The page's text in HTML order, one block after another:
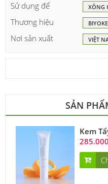
Sử dụng để XÔNG
Thương hiệu
Nơi sản xuất VIỆT
SẢN
Kem